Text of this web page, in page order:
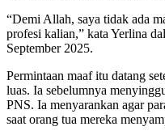
“Demi Allah, saya tidak ada
profesi kalian,” kata Yerlina
September 2025.
Permintaan maaf itu datang
luas. Ia sebelumnya
PNS. Ia menyarankan agar
saat orang tua mereka